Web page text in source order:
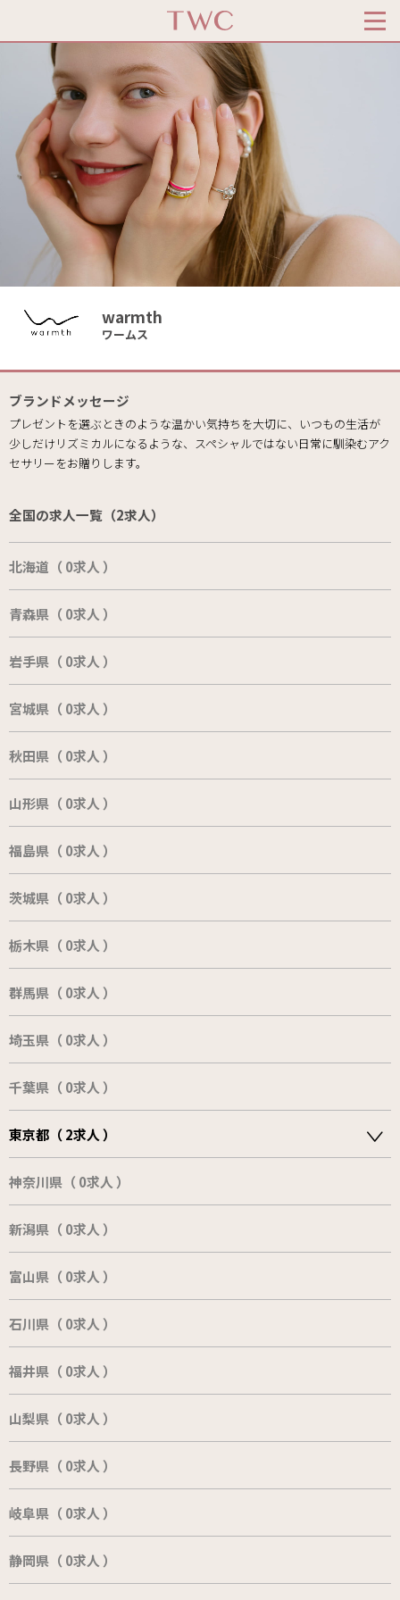
warmth
ワームス
ブランドメッセージ
プレゼントを選ぶときのような温かい気持ちを大切に、いつもの生活が
少しだけリズミカルになるような、スペシャルではない日常に馴染むアク
セサリーをお贈りします。
全国の求人一覧（2求人）
北海道（ 0求人 ）
青森県（ 0求人 ）
岩手県（ 0求人 ）
宮城県（ 0求人 ）
秋田県（ 0求人 ）
山形県（ 0求人 ）
福島県（ 0求人 ）
茨城県（ 0求人 ）
栃木県（ 0求人 ）
群馬県（ 0求人 ）
埼玉県（ 0求人 ）
千葉県（ 0求人 ）
東京都（ 2求人 ）
神奈川県（ 0求人 ）
新潟県（ 0求人 ）
富山県（ 0求人 ）
石川県（ 0求人 ）
福井県（ 0求人 ）
山梨県（ 0求人 ）
長野県（ 0求人 ）
岐阜県（ 0求人 ）
静岡県（ 0求人 ）